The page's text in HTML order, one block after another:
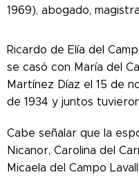
1969), abogado,
Ricardo de Elía del
se casó con María del
Martínez Díaz el 15 de
de 1934 y juntos
Cabe señalar que la
Nicanor, Carolina del
Micaela del Campo